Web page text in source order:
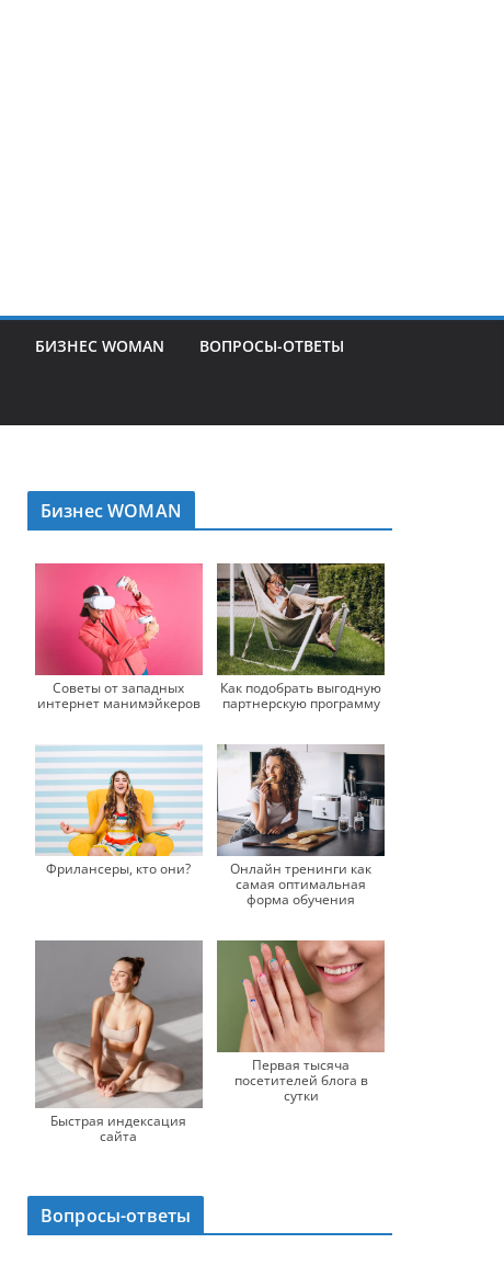
БИЗНЕС WOMAN ВОПРОСЫ-ОТВЕТЫ
Бизнес WOMAN
Советы от западных
интернет манимэйкеров
Как подобрать выгодную
партнерскую программу
Фрилансеры, кто они?
Онлайн тренинги как
самая оптимальная
форма обучения
Быстрая индексация
сайта
Первая тысяча
посетителей блога в
сутки
Вопросы-ответы